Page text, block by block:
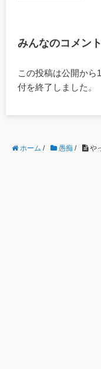
みんなのコメント
この投稿は公開から
付を終了しました。
ホーム / 愚痴 / や